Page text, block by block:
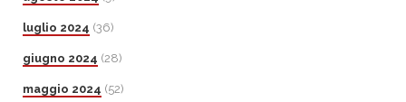
luglio 2024 (36)
giugno 2024 (28)
maggio 2024 (52)